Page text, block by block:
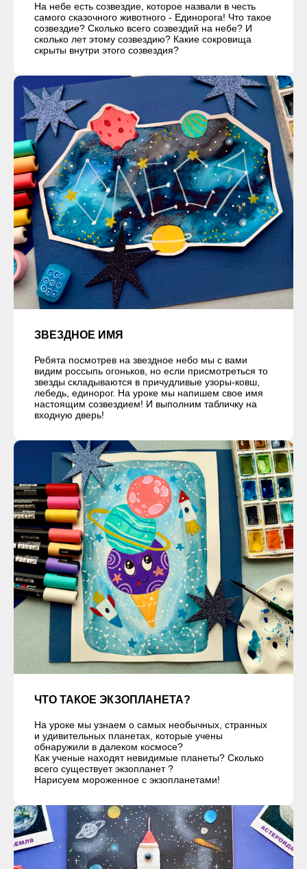
На небе есть созвездие, которое назвали в честь
самого сказочного животного - Единорога! Что такое
созвездие? Сколько всего созвездий на небе? И
сколько лет этому созвездию? Какие сокровища
скрыты внутри этого созвездия?
ЗВЕЗДНОЕ ИМЯ
Ребята посмотрев на звездное небо мы с вами
видим россыпь огоньков, но если присмотреться то
звезды складываются в причудливые узоры-ковш,
лебедь, единорог. На уроке мы напишем свое имя
настоящим созвездием! И выполним табличку на
входную дверь!
ЧТО ТАКОЕ ЭКЗОПЛАНЕТА?
На уроке мы узнаем о самых необычных, странных
и удивительных планетах, которые учены
обнаружили в далеком космосе?
Как ученые находят невидимые планеты? Сколько
всего существует экзопланет ?
Нарисуем мороженное с экзопланетами!